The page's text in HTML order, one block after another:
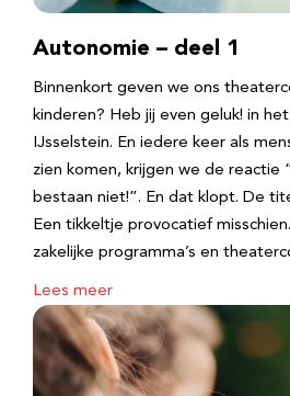
Autonomie – deel 1
Binnenkort geven we ons
kinderen? Heb jij even geluk! in
IJsselstein. En iedere keer als
zien komen, krijgen we de reactie
bestaan niet!”. En dat klopt. De
Een tikkeltje provocatief
zakelijke programma’s en
Lees meer